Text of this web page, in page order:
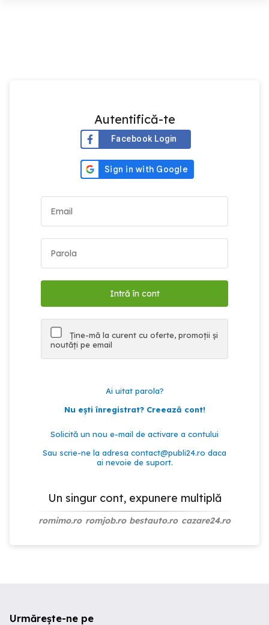
Autentifică-te
Facebook Login
Ține-mă la curent cu oferte, promoții și
noutăți pe email
Ai uitat parola?
Nu ești înregistrat? Creează cont!
Solicită un nou e-mail de activare a contului
Sau scrie-ne la adresa contact@publi24.ro daca
ai nevoie de suport.
Un singur cont, expunere multiplă
romimo.ro romjob.ro bestauto.ro cazare24.ro
Urmărește-ne pe